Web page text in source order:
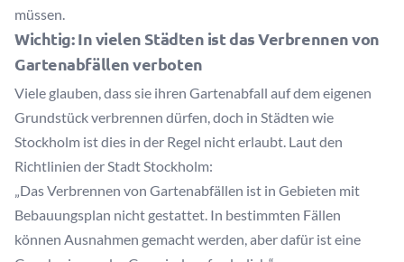
müssen.
Wichtig: In vielen Städten ist das Verbrennen von
Gartenabfällen verboten
Viele glauben, dass sie ihren Gartenabfall auf dem eigenen
Grundstück verbrennen dürfen, doch in Städten wie
Stockholm ist dies in der Regel nicht erlaubt. Laut den
Richtlinien der Stadt Stockholm:
„Das Verbrennen von Gartenabfällen ist in Gebieten mit
Bebauungsplan nicht gestattet. In bestimmten Fällen
können Ausnahmen gemacht werden, aber dafür ist eine